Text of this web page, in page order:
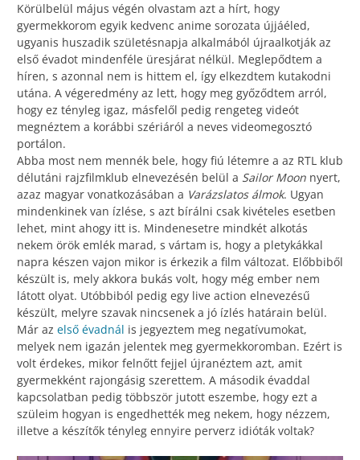
Körülbelül május végén olvastam azt a hírt, hogy
gyermekkorom egyik kedvenc anime sorozata újjáéled,
ugyanis huszadik születésnapja alkalmából újraalkotják az
első évadot mindenféle üresjárat nélkül. Meglepődtem a
híren, s azonnal nem is hittem el, így elkezdtem kutakodni
utána. A végeredmény az lett, hogy meg győződtem arról,
hogy ez tényleg igaz, másfelől pedig rengeteg videót
megnéztem a korábbi szériáról a neves videomegosztó
portálon.
Abba most nem mennék bele, hogy fiú létemre a az RTL klub
délutáni rajzfilmklub elnevezésén belül a Sailor Moon nyert,
azaz magyar vonatkozásában a Varázslatos álmok. Ugyan
mindenkinek van ízlése, s azt bírálni csak kivételes esetben
lehet, mint ahogy itt is. Mindenesetre mindkét alkotás
nekem örök emlék marad, s vártam is, hogy a pletykákkal
napra készen vajon mikor is érkezik a film változat. Előbbiből
készült is, mely akkora bukás volt, hogy még ember nem
látott olyat. Utóbbiból pedig egy live action elnevezésű
készült, melyre szavak nincsenek a jó ízlés határain belül.
Már az első évadnál is jegyeztem meg negatívumokat,
melyek nem igazán jelentek meg gyermekkoromban. Ezért is
volt érdekes, mikor felnőtt fejjel újranéztem azt, amit
gyermekként rajongásig szerettem. A második évaddal
kapcsolatban pedig többször jutott eszembe, hogy ezt a
szüleim hogyan is engedhették meg nekem, hogy nézzem,
illetve a készítők tényleg ennyire perverz idióták voltak?